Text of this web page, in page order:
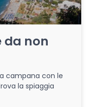
da non
campana con le
la spiaggia